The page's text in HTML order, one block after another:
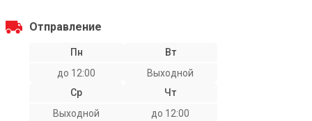
Отправление
Пн
до 12:00
Вт
Выходной
Ср
Выходной
Чт
до 12:00